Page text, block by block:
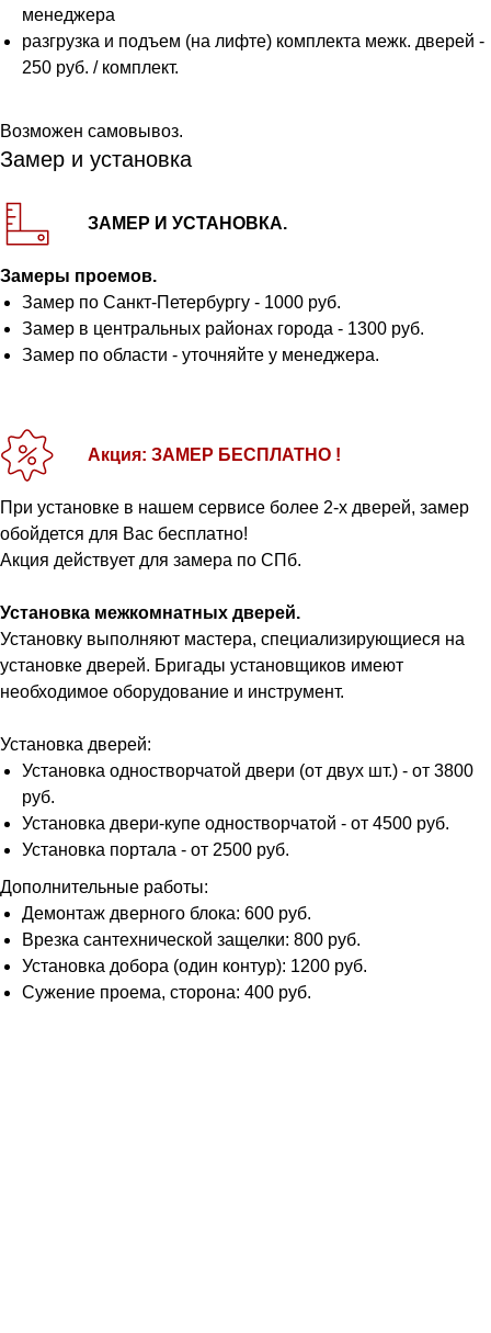
менеджера
разгрузка и подъем (на лифте) комплекта межк. дверей -
250 руб. / комплект.
Возможен самовывоз.
Замер и установка
ЗАМЕР И УСТАНОВКА.
Замеры проемов.
Замер по Санкт-Петербургу - 1000 руб.
Замер в центральных районах города - 1300 руб.
Замер по области - уточняйте у менеджера.
Акция: ЗАМЕР БЕСПЛАТНО !
При установке в нашем сервисе более 2-х дверей, замер
обойдется для Вас бесплатно!
Акция действует для замера по СПб.
Установка межкомнатных дверей.
Установку выполняют мастера, специализирующиеся на
установке дверей. Бригады установщиков имеют
необходимое оборудование и инструмент.
Установка дверей:
Установка одностворчатой двери (от двух шт.) - от 3800
руб.
Установка двери-купе одностворчатой - от 4500 руб.
Установка портала - от 2500 руб.
Дополнительные работы:
Демонтаж дверного блока: 600 руб.
Врезка сантехнической защелки: 800 руб.
Установка добора (один контур): 1200 руб.
Сужение проема, сторона: 400 руб.